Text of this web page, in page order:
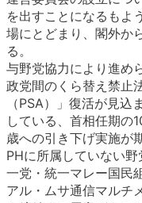
を出すことになるもよ
場にとどまり、閣外か
る。
与野党協力により進め
政党間のくら替え禁止
（PSA）」復活が見
している、首相任期の
歳への引き下げ実施が
PHに所属していない
一党・統一マレー国民
アル・ムサ通信マルチ